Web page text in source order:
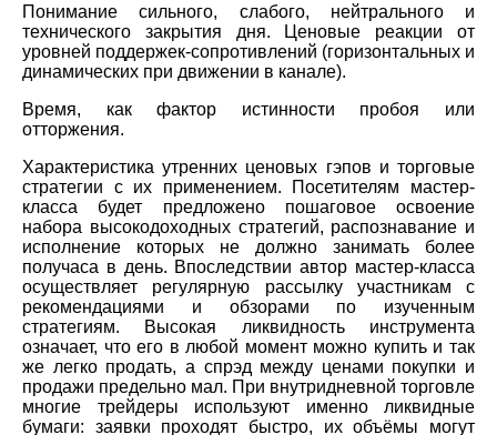
Понимание сильного, слабого, нейтрального и
технического закрытия дня. Ценовые реакции от
уровней поддержек-сопротивлений (горизонтальных и
динамических при движении в канале).
Время, как фактор истинности пробоя или
отторжения.
Характеристика утренних ценовых гэпов и торговые
стратегии с их применением. Посетителям мастер-
класса будет предложено пошаговое освоение
набора высокодоходных стратегий, распознавание и
исполнение которых не должно занимать более
получаса в день. Впоследствии автор мастер-класса
осуществляет регулярную рассылку участникам с
рекомендациями и обзорами по изученным
стратегиям. Высокая ликвидность инструмента
означает, что его в любой момент можно купить и так
же легко продать, а спрэд между ценами покупки и
продажи предельно мал. При внутридневной торговле
многие трейдеры используют именно ликвидные
бумаги: заявки проходят быстро, их объёмы могут